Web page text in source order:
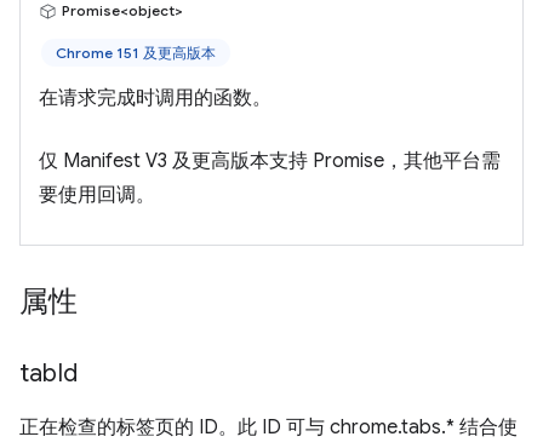
Promise<object>
Chrome 151 及更高版本
在请求完成时调用的函数。
仅 Manifest V3 及更高版本支持 Promise，其他平台需
要使用回调。
属性
tabId
正在检查的标签页的 ID。此 ID 可与 chrome.tabs.* 结合使